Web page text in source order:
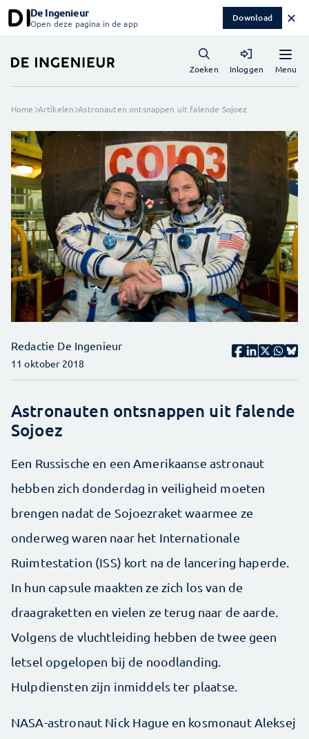
De Ingenieur
Open deze pagina in de app Download ✕
Menu
Zoeken Inloggen
Home Artikelen Astronauten ontsnappen uit falende Sojoez
Redactie De Ingenieur
11 oktober 2018
Astronauten ontsnappen uit falende
Sojoez
Een Russische en een Amerikaanse astronaut
hebben zich donderdag in veiligheid moeten
brengen nadat de Sojoezraket waarmee ze
onderweg waren naar het Internationale
Ruimtestation (ISS) kort na de lancering haperde.
In hun capsule maakten ze zich los van de
draagraketten en vielen ze terug naar de aarde.
Volgens de vluchtleiding hebben de twee geen
letsel opgelopen bij de noodlanding.
Hulpdiensten zijn inmiddels ter plaatse.
NASA-astronaut Nick Hague en kosmonaut Aleksej